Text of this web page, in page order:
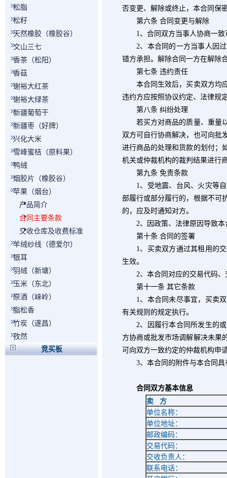
松脂
松籽
天然橡胶（橡胶谷）
文山三七
香茶（松阳）
香菇
谢裕大红茶
谢裕大绿茶
新疆葡萄干
新疆枣（好牌）
兴化大米
雪峰蜜桔（原料果）
鸭绒
烟胶片（橡胶谷）
苹果（烟台）
产品简介
合同主要条款
交收仓库及收费标准
羊绒纱线（德爱尔）
银耳
羽绒（新塘）
玉米（东北）
原酒（崃岭）
脂松香
竹炭（遂昌）
孜然
竞买板
否变更、解除或终止，本合同保
第六条 合同变更与解除
1、合同双方当事人协商一
2、本合同的一方当事人因
错方承担。解除合同一方在解除
第七条 违约责任
本合同生效后，买卖双方均应
违约方应按照协议约定、法律规
第八条 纠纷处理
若买方对商品的质量、重量以
双方可自行协商解决，也可向批
进行商品的处理和货款的划付；
机关或仲裁机构的裁判结果进行
第九条 免责条款
1、受地震、台风、火灾等
部履行或部分履行的，根据不可
的，应及时通知对方。
2、因政策、法律原因导致
第十条 合同的签署
1、买卖双方通过其租用的
生效。
2、本合同对应的交易代码
第十一条 其它条款
1、本合同未尽事宜，买卖
有关规则的规定执行。
2、因履行本合同所发生的
方协商或批发市场调解解决未果
可向双方一致约定的仲裁机构申
3、本合同的附件与本合同
合同双方基本信息
卖
方
单位名称：
单位地址：
邮政编码：
交易代码：
交收负责人：
联系电话：